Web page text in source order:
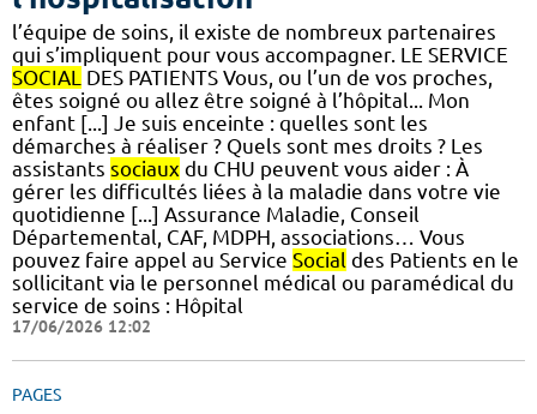
l’équipe de soins, il existe de nombreux partenaires
qui s’impliquent pour vous accompagner. LE SERVICE
SOCIAL DES PATIENTS Vous, ou l’un de vos proches,
êtes soigné ou allez être soigné à l’hôpital... Mon
enfant [...] Je suis enceinte : quelles sont les
démarches à réaliser ? Quels sont mes droits ? Les
assistants sociaux du CHU peuvent vous aider : À
gérer les difficultés liées à la maladie dans votre vie
quotidienne [...] Assurance Maladie, Conseil
Départemental, CAF, MDPH, associations… Vous
pouvez faire appel au Service Social des Patients en le
sollicitant via le personnel médical ou paramédical du
service de soins : Hôpital
17/06/2026 12:02
PAGES